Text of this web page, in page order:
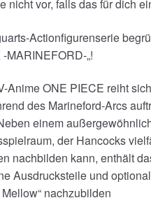
nicht vor, falls das für dich
Actionfigurenserie
MARINEFORD-„!
Anime ONE PIECE reiht
des Marineford-Arcs
einem
der Hancocks
nachbilden kann, enthält
Ausdrucksteile und
nachzubilden